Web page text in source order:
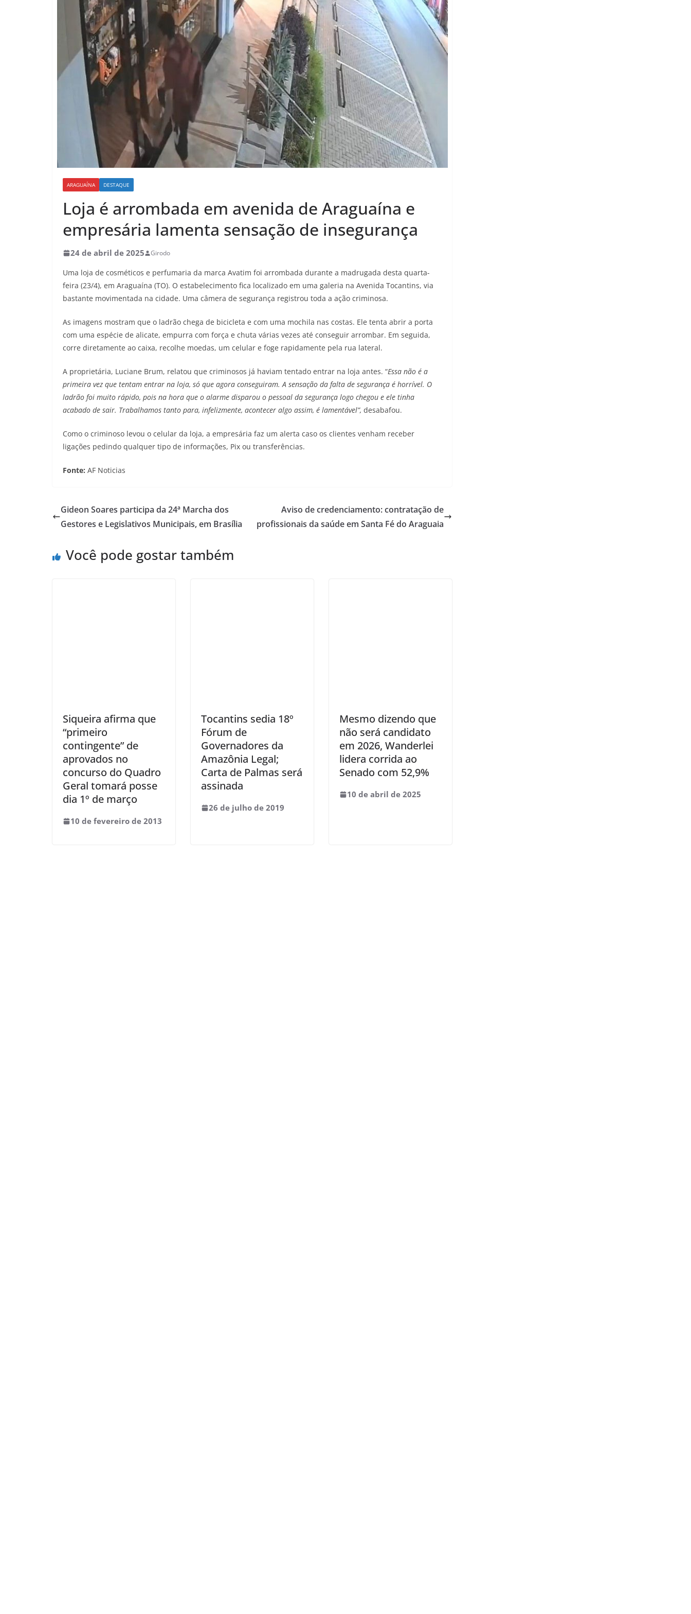
ARAGUAÍNA DESTAQUE
Loja é arrombada em avenida de Araguaína e
empresária lamenta sensação de insegurança
24 de abril de 2025 Girodo
Uma loja de cosméticos e perfumaria da marca Avatim foi arrombada durante a madrugada desta quarta-
feira (23/4), em Araguaína (TO). O estabelecimento fica localizado em uma galeria na Avenida Tocantins, via
bastante movimentada na cidade. Uma câmera de segurança registrou toda a ação criminosa.
As imagens mostram que o ladrão chega de bicicleta e com uma mochila nas costas. Ele tenta abrir a porta
com uma espécie de alicate, empurra com força e chuta várias vezes até conseguir arrombar. Em seguida,
corre diretamente ao caixa, recolhe moedas, um celular e foge rapidamente pela rua lateral.
A proprietária, Luciane Brum, relatou que criminosos já haviam tentado entrar na loja antes. “Essa não é a
primeira vez que tentam entrar na loja, só que agora conseguiram. A sensação da falta de segurança é horrível. O
ladrão foi muito rápido, pois na hora que o alarme disparou o pessoal da segurança logo chegou e ele tinha
acabado de sair. Trabalhamos tanto para, infelizmente, acontecer algo assim, é lamentável”, desabafou.
Como o criminoso levou o celular da loja, a empresária faz um alerta caso os clientes venham receber
ligações pedindo qualquer tipo de informações, Pix ou transferências.
Fonte: AF Noticias
Gideon Soares participa da 24ª Marcha dos
Gestores e Legislativos Municipais, em Brasília
Aviso de credenciamento: contratação de
profissionais da saúde em Santa Fé do Araguaia
Você pode gostar também
Siqueira afirma que
“primeiro
contingente” de
aprovados no
concurso do Quadro
Geral tomará posse
dia 1º de março
10 de fevereiro de 2013
Tocantins sedia 18º
Fórum de
Governadores da
Amazônia Legal;
Carta de Palmas será
assinada
26 de julho de 2019
Mesmo dizendo que
não será candidato
em 2026, Wanderlei
lidera corrida ao
Senado com 52,9%
10 de abril de 2025